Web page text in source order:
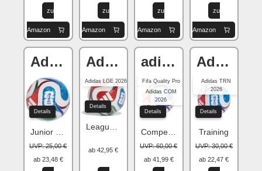
zu
Amazon
zu
Amazon
zu
Amazon
zu
Amazon
Adidas Trionda
Details
UVP: 25,00 €
ab 23,48 €
Adidas Trionda
Adidas LGE 2026
Details
ab 42,95 €
adidas Trionda
Fifa Quality Pro
Adidas COM
2026
Details
Competition
UVP: 60,00 €
ab 41,99 €
Adidas Trionda
Adidas TRN
2026
Details
Training
UVP: 30,00 €
ab 22,47 €